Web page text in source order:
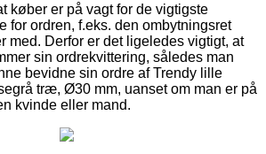
køber er på vagt for de vigtigste
ordren, f.eks. den ombytningsret
med. Derfor er det ligeledes vigtigt, at
sin ordrekvittering, således man
bevidne sin ordre af Trendy lille
træ, Ø30 mm, uanset om man er på
kvinde eller mand.